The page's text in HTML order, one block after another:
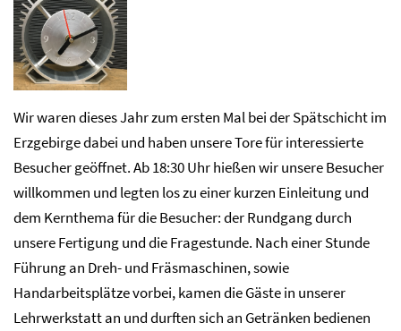
Wir waren dieses Jahr zum ersten Mal bei der Spätschicht im
Erzgebirge dabei und haben unsere Tore für interessierte
Besucher geöffnet. Ab 18:30 Uhr hießen wir unsere Besucher
willkommen und legten los zu einer kurzen Einleitung und
dem Kernthema für die Besucher: der Rundgang durch
unsere Fertigung und die Fragestunde. Nach einer Stunde
Führung an Dreh- und Fräsmaschinen, sowie
Handarbeitsplätze vorbei, kamen die Gäste in unserer
Lehrwerkstatt an und durften sich an Getränken bedienen